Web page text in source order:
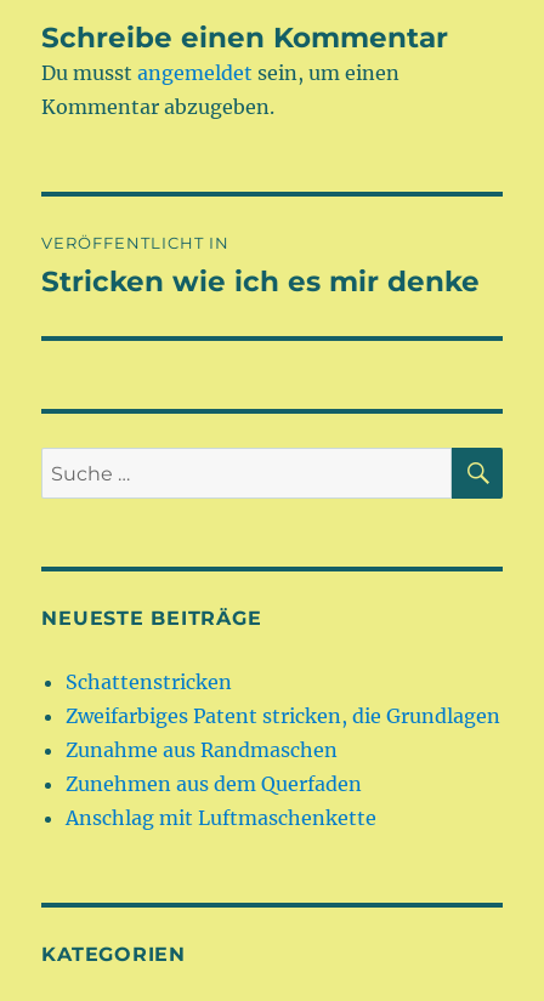
Schreibe einen Kommentar
Du musstangemeldet sein, um einen
Kommentar abzugeben.
VERÖFFENTLICHT IN
Stricken wie ich es mir denke
Suche
nach:
NEUESTE BEITRÄGE
Schattenstricken
Zweifarbiges Patent stricken, die Grundlagen
Zunahme aus Randmaschen
Zunehmen aus dem Querfaden
Anschlag mit Luftmaschenkette
KATEGORIEN